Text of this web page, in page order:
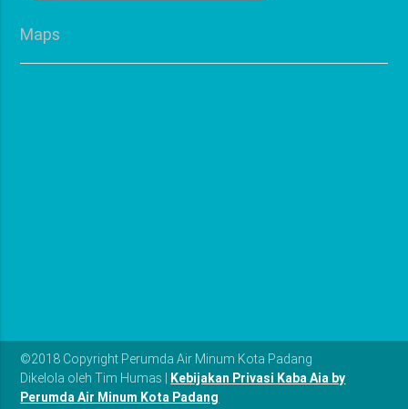
Maps
©2018 Copyright Perumda Air Minum Kota Padang
Dikelola oleh Tim Humas | Kebijakan Privasi Kaba Aia by
Perumda Air Minum Kota Padang